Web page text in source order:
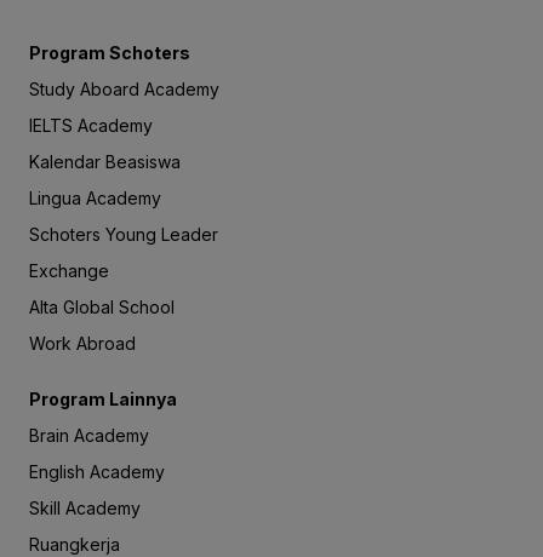
Program Schoters
Study Aboard Academy
IELTS Academy
Kalendar Beasiswa
Lingua Academy
Schoters Young Leader
Exchange
Alta Global School
Work Abroad
Program Lainnya
Brain Academy
English Academy
Skill Academy
Ruangkerja